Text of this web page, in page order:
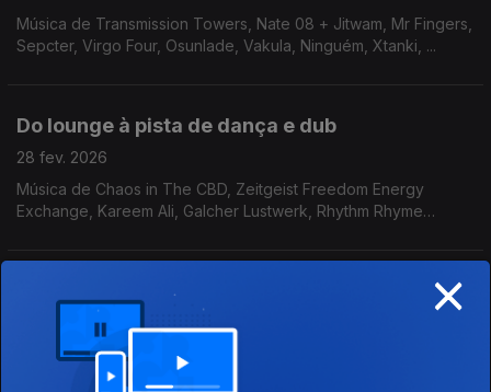
Música de Transmission Towers, Nate 08 + Jitwam, Mr Fingers,
Sepcter, Virgo Four, Osunlade, Vakula, Ninguém, Xtanki, ...
Do lounge à pista de dança e dub
28 fev. 2026
Música de Chaos in The CBD, Zeitgeist Freedom Energy
Exchange, Kareem Ali, Galcher Lustwerk, Rhythm Rhyme
Transformações
21 fev. 2026
Revisões de clássicos por Christian Prommer's Drum Lesson,
Fancesco Tristano, Binkbeats, Dirtbombs, Moodymann, Bitchin
×